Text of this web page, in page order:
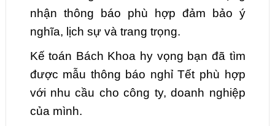
nhận thông báo phù hợp đảm bảo ý
nghĩa, lịch sự và trang trọng.
Kế toán Bách Khoa hy vọng bạn đã tìm
được mẫu thông báo nghỉ Tết phù hợp
với nhu cầu cho công ty, doanh nghiệp
của mình.